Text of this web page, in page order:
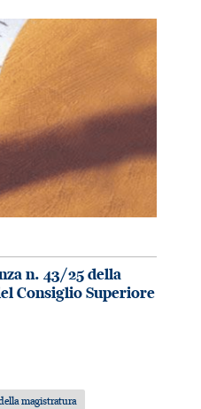
n. 43/25 della
Consiglio Superiore
magistratura